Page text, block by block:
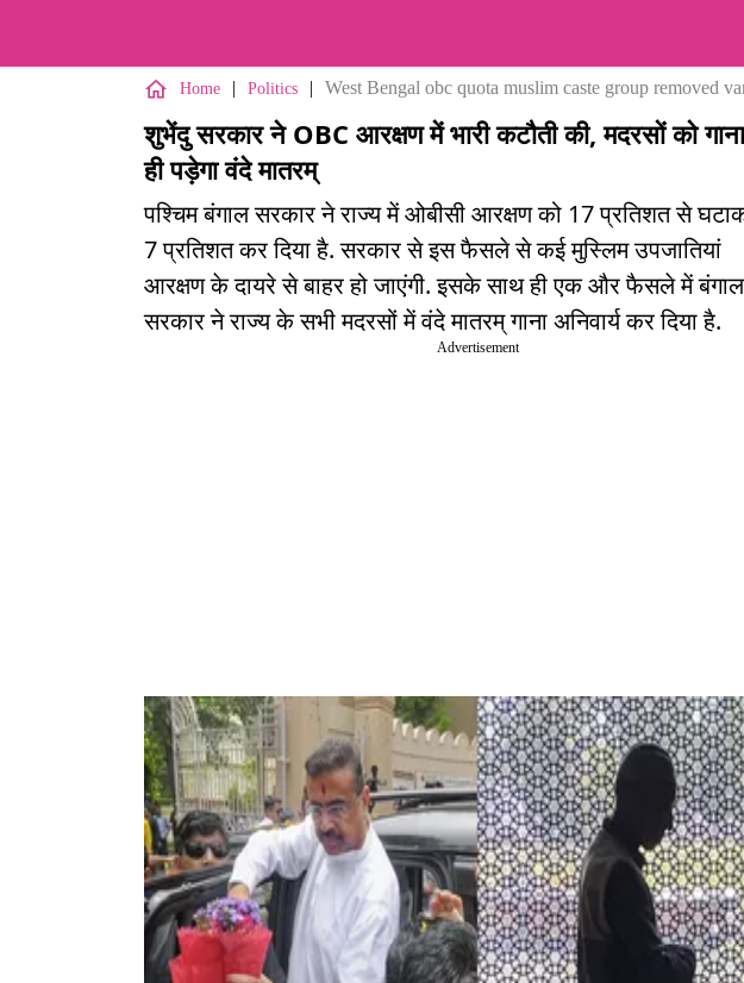
Home | Politics | West Bengal obc quota muslim caste group removed
शुभेंदु सरकार ने OBC आरक्षण में भारी कटौती की, मदरसों को गाना
ही पड़ेगा वंदे मातरम्
पश्चिम बंगाल सरकार ने राज्य में ओबीसी आरक्षण को 17 प्रतिशत से
7 प्रतिशत कर दिया है. सरकार से इस फैसले से कई मुस्लिम उपजातियां
आरक्षण के दायरे से बाहर हो जाएंगी. इसके साथ ही एक और फैसले में बंगाल
सरकार ने राज्य के सभी मदरसों में वंदे मातरम् गाना अनिवार्य कर दिया है.
Advertisement